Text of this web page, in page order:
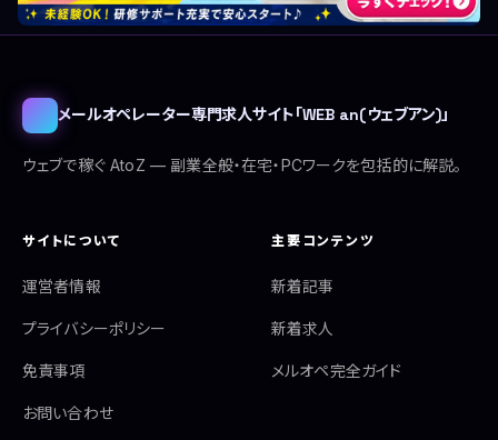
メールオペレーター専門求人サイト「WEB an(ウェブアン)」
ウェブで稼ぐ AtoZ — 副業全般・在宅・PCワークを包括的に解説。
サイトについて
運営者情報
プライバシーポリシー
免責事項
お問い合わせ
主要コンテンツ
新着記事
新着求人
メルオペ完全ガイド